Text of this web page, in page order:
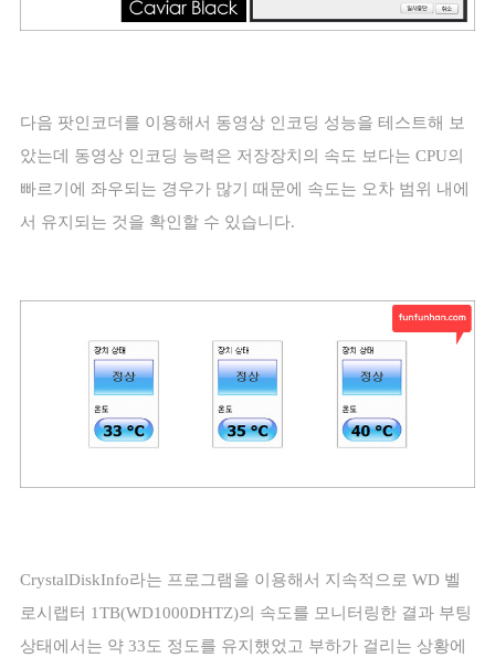
다음 팟인코더를 이용해서 동영상 인코딩 성능을 테스트해 보
았는데 동영상 인코딩 능력은 저장장치의 속도 보다는 CPU의
빠르기에 좌우되는 경우가 많기 때문에 속도는 오차 범위 내에
서 유지되는 것을 확인할 수 있습니다.
CrystalDiskInfo라는 프로그램을 이용해서 지속적으로 WD 벨
로시랩터 1TB(WD1000DHTZ)의 속도를 모니터링한 결과 부팅
상태에서는 약 33도 정도를 유지했었고 부하가 걸리는 상황에